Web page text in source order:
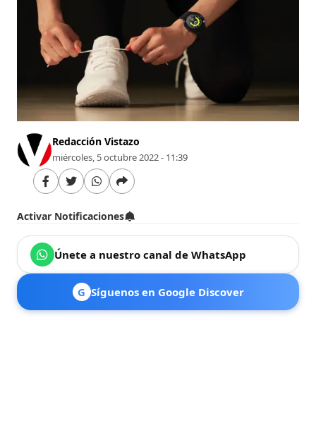
Redacción Vistazo
miércoles, 5 octubre 2022 - 11:39
Activar Notificaciones
Únete a nuestro canal de WhatsApp
G Síguenos en Google Discover